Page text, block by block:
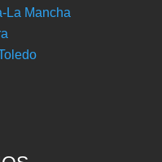
La Mancha